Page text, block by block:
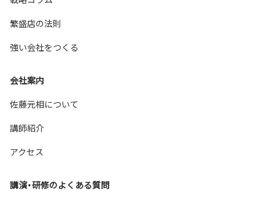
繁盛店の法則
強い会社をつくる
会社案内
佐藤元相について
講師紹介
アクセス
講演・研修のよくある質問